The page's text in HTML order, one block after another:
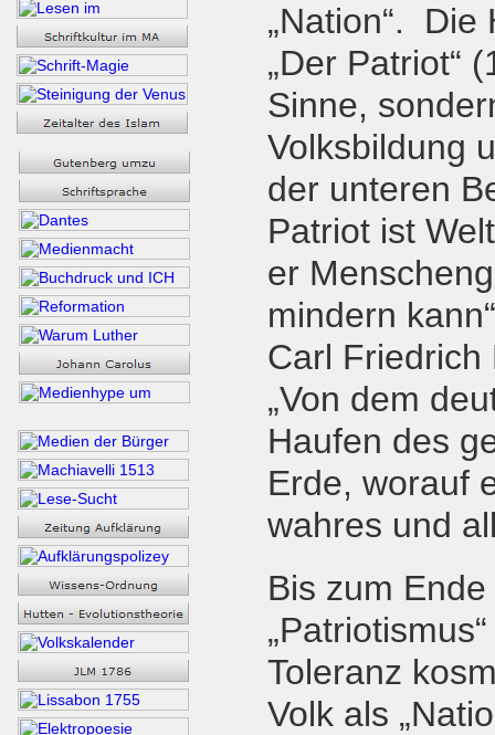
„Nation“. Die
„Der Patriot“
Sinne,
Volksbildung
der unteren
Patriot ist
er
mindern
Carl Friedrich
„Von dem
Haufen des
Erde, worauf
wahres und
Bis zum
Toleranz
Volk als